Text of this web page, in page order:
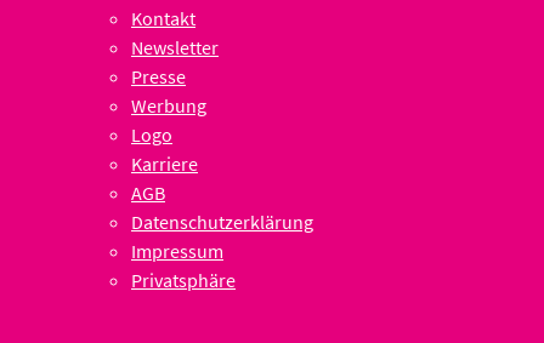
Kontakt
Newsletter
Presse
Werbung
Logo
Karriere
AGB
Datenschutzerklärung
Impressum
Privatsphäre